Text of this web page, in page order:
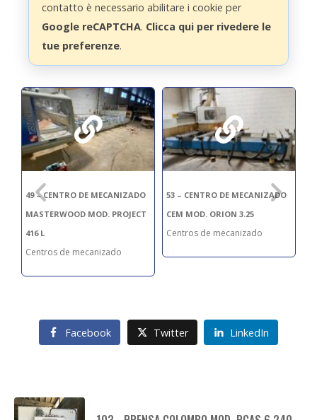
contatto è necessario abilitare i cookie per
Google reCAPTCHA. Clicca qui per rivedere le
tue preferenze.
49 – CENTRO DE MECANIZADO
MASTERWOOD MOD. PROJECT
416 L
Centros de mecanizado
53 – CENTRO DE MECANIZADO
CEM MOD. ORION 3.25
Centros de mecanizado
Facebook Twitter LinkedIn